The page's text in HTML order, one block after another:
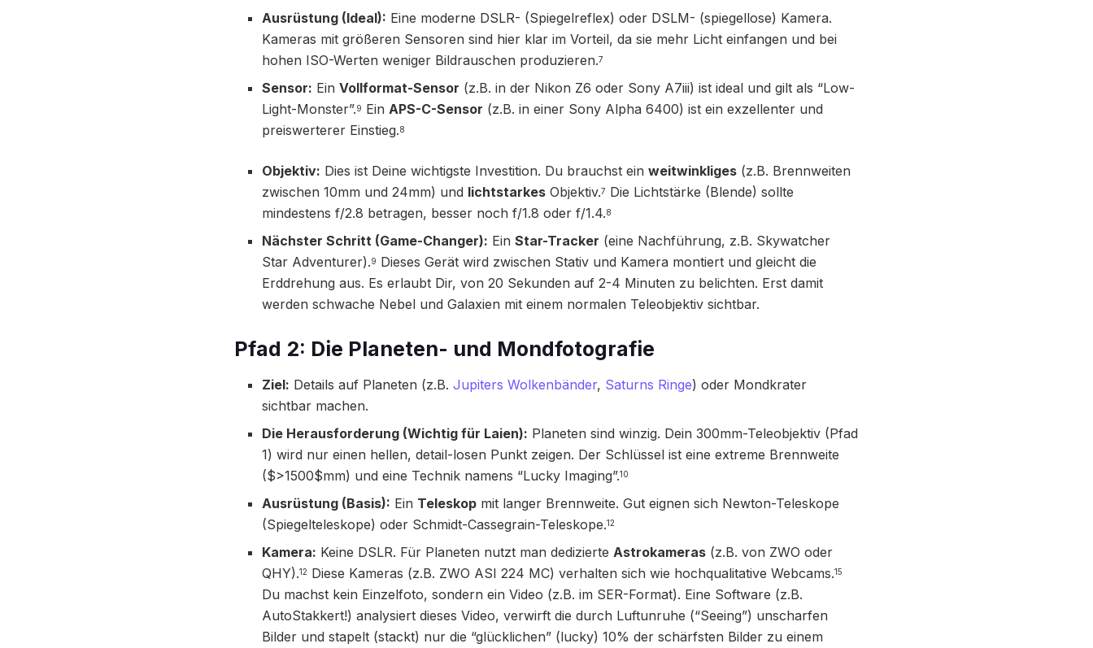
Ausrüstung (Ideal): Eine moderne DSLR- (Spiegelreflex) oder DSLM- (spiegellose) Kamera.
Kameras mit größeren Sensoren sind hier klar im Vorteil, da sie mehr Licht einfangen und bei
hohen ISO-Werten weniger Bildrauschen produzieren.7
Sensor: EinVollformat-Sensor (z.B. in der Nikon Z6 oder Sony A7iii) ist ideal und gilt als “Low-
Light-Monster”.9 EinAPS-C-Sensor (z.B. in einer Sony Alpha 6400) ist ein exzellenter und
preiswerterer Einstieg.8
Objektiv: Dies ist Deine wichtigste Investition. Du brauchst einweitwinkliges (z.B. Brennweiten
zwischen 10mm und 24mm) und lichtstarkes Objektiv.7 Die Lichtstärke (Blende) sollte
mindestens f/2.8 betragen, besser noch f/1.8 oder f/1.4.8
Nächster Schritt (Game-Changer): EinStar-Tracker (eine Nachführung, z.B. Skywatcher
Star Adventurer).9 Dieses Gerät wird zwischen Stativ und Kamera montiert und gleicht die
Erddrehung aus. Es erlaubt Dir, von 20 Sekunden auf 2-4 Minuten zu belichten. Erst damit
werden schwache Nebel und Galaxien mit einem normalen Teleobjektiv sichtbar.
Pfad 2: Die Planeten- und Mondfotografie
Ziel: Details auf Planeten (z.B.Jupiters Wolkenbänder, Saturns Ringe) oder Mondkrater
sichtbar machen.
Die Herausforderung (Wichtig für Laien): Planeten sind winzig. Dein 300mm-Teleobjektiv (Pfad
1) wird nur einen hellen, detail-losen Punkt zeigen. Der Schlüssel ist eine extreme Brennweite
($>1500$mm) und eine Technik namens “Lucky Imaging”.10
Ausrüstung (Basis): Ein Teleskop mit langer Brennweite. Gut eignen sich Newton-Teleskope
(Spiegelteleskope) oder Schmidt-Cassegrain-Teleskope.12
Kamera: Keine DSLR. Für Planeten nutzt man dedizierte Astrokameras (z.B. von ZWO oder
QHY).12 Diese Kameras (z.B. ZWO ASI 224 MC) verhalten sich wie hochqualitative Webcams.15
Du machst kein Einzelfoto, sondern ein Video (z.B. im SER-Format). Eine Software (z.B.
AutoStakkert!) analysiert dieses Video, verwirft die durch Luftunruhe (“Seeing”) unscharfen
Bilder und stapelt (stackt) nur die “glücklichen” (lucky) 10% der schärfsten Bilder zu einem